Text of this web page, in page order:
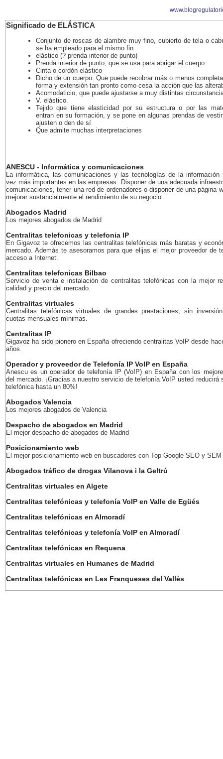
Significado de ELÁSTICA
Conjunto de roscas de alambre muy fino, cubierto de tela o
se ha empleado para el mismo fin
elástico (? prenda interior de punto)
Prenda interior de punto, que se usa para abrigar el cuerpo
Cinta o cordón elástico
Dicho de un cuerpo: Que puede recobrar más o menos
forma y extensión tan pronto como cesa la acción que las
Acomodaticio, que puede ajustarse a muy distintas
V. elástico.
Tejido que tiene elasticidad por su estructura o por las
entran en su formación, y se pone en algunas prendas de
ajusten o den de sí
Que admite muchas interpretaciones
ANESCU - Informática y comunicaciones
La informática, las comunicaciones y las tecnologías de la información
vez más importantes en las empresas. Disponer de una adecuada
comunicaciones, tener una red de ordenadores o disponer de una página
mejorar sustancialmente el rendimiento de su negocio.
Abogados Madrid
Los mejores abogados de Madrid
Centralitas telefonicas y telefonia IP
En Gigavoz te ofrecemos las centralitas telefónicas más baratas y
mercado. Además te asesoramos para que elijas el mejor proveedor de
acceso a Internet.
Centralitas telefonicas Bilbao
Servicio de venta e instalación de centralitas telefónicas con la mejor
calidad y precio del mercado.
Centralitas virtuales
Centralitas telefónicas virtuales de grandes prestaciones, sin
cuotas mensuales mínimas.
Centralitas IP
Gigavoz ha sido pionero en España ofreciendo centralitas VoIP desde
años.
Operador y proveedor de Telefonía IP VoIP en España
Anescu es un operador de telefonía IP (VoIP) en España con los
del mercado. ¡Gracias a nuestro servicio de telefonía VoIP usted reducirá
telefónica hasta un 80%!
Abogados Valencia
Los mejores abogados de Valencia
Despacho de abogados en Madrid
El mejor despacho de abogados de Madrid
Posicionamiento web
El mejor posicionamiento web en buscadores con Top Google SEO y SEM
Abogados tráfico de drogas Vilanova i la Geltrú
Centralitas virtuales en Algete
Centralitas telefónicas y telefonía VoIP en Valle de Egüés
Centralitas telefónicas en Almoradí
Centralitas telefónicas y telefonía VoIP en Almoradí
Centralitas telefónicas en Requena
Centralitas virtuales en Humanes de Madrid
Centralitas telefónicas en Les Franqueses del Vallès